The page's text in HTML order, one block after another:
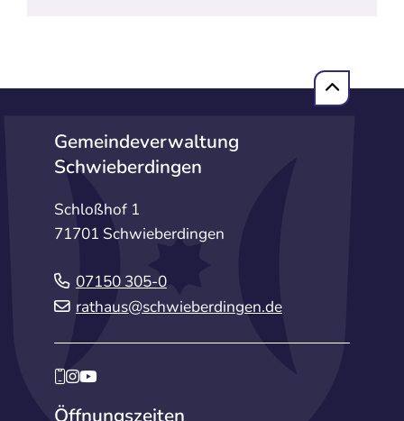
Gemeindeverwaltung
Schwieberdingen
Schloßhof 1
71701 Schwieberdingen
07150 305-0
rathaus@schwieberdingen.de
Öffnungszeiten